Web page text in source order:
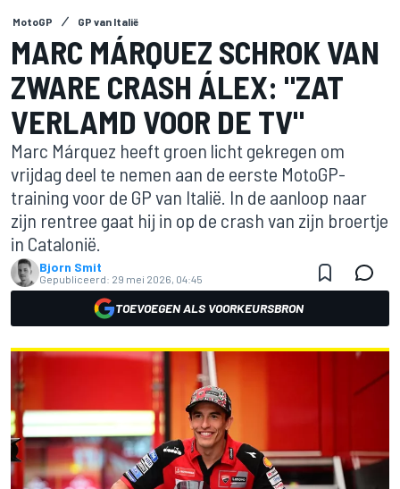
MotoGP GP van Italië
MARC MÁRQUEZ SCHROK VAN
ZWARE CRASH ÁLEX: "ZAT
VERLAMD VOOR DE TV"
Marc Márquez heeft groen licht gekregen om
vrijdag deel te nemen aan de eerste MotoGP-
training voor de GP van Italië. In de aanloop naar
zijn rentree gaat hij in op de crash van zijn broertje
in Catalonië.
Bjorn Smit
Gepubliceerd: 29 mei 2026, 04:45
TOEVOEGEN ALS VOORKEURSBRON